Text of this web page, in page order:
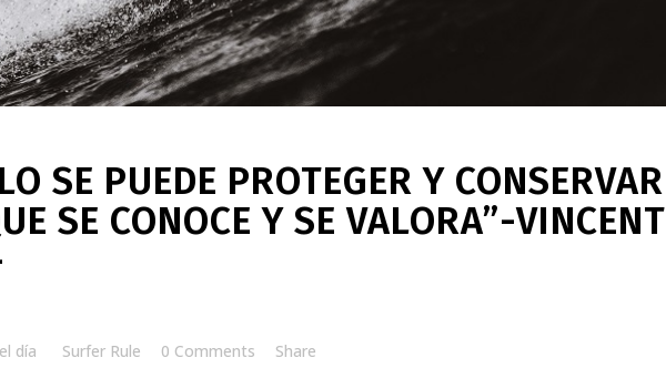
SE PUEDE PROTEGER Y CONSERVAR
SE CONOCE Y SE VALORA”-VINCENT
día Surfer Rule 0 Comments Share